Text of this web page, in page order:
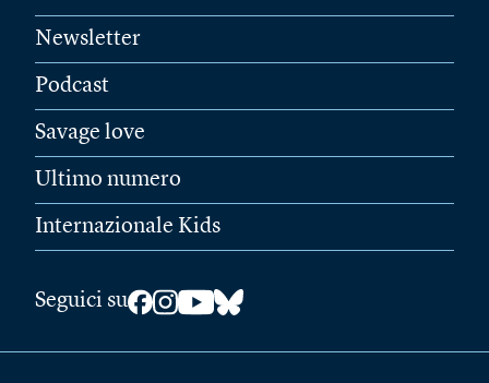
Newsletter
Podcast
Savage love
Ultimo numero
Internazionale Kids
Seguici su